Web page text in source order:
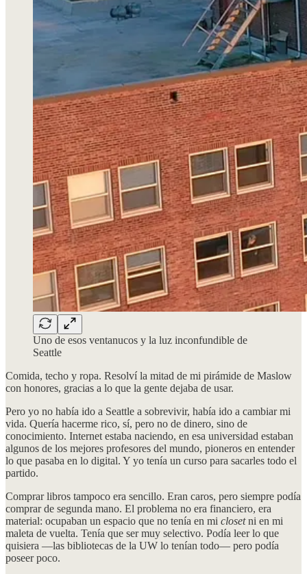
Uno de esos ventanucos y la luz inconfundible de
Seattle
Comida, techo y ropa. Resolví la mitad de mi pirámide de Maslow
con honores, gracias a lo que la gente dejaba de usar.
Pero yo no había ido a Seattle a sobrevivir, había ido a cambiar mi
vida. Quería hacerme rico, sí, pero no de dinero, sino de
conocimiento. Internet estaba naciendo, en esa universidad estaban
algunos de los mejores profesores del mundo, pioneros en entender
lo que pasaba en lo digital. Y yo tenía un curso para sacarles todo el
partido.
Comprar libros tampoco era sencillo. Eran caros, pero siempre podía
comprar de segunda mano. El problema no era financiero, era
material: ocupaban un espacio que no tenía en mi closetni en mi
maleta de vuelta. Tenía que ser muy selectivo. Podía leer lo que
quisiera —las bibliotecas de la UW lo tenían todo— pero podía
poseer poco.